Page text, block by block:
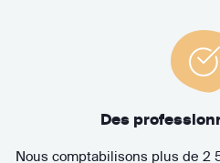
Des
Nous comptabilisons plus de